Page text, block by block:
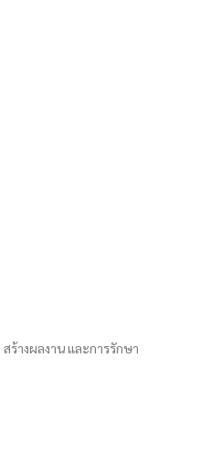
ร้างผลงาน และการรักษา